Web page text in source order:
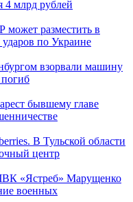
4 млрд рублей
может разместить в
ударов по Украине
взорвали машину
погиб
бывшему главе
В Тульской области
центр
«Ястреб» Марущенко
военных